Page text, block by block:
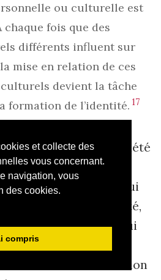
et collecte des
vous concernant.
navigation, vous
des cookies.
compris
ou culturelle est
fois que des
différents influent sur
mise en relation de ces
devient la tâche
formation de l’identité. 17
en scène une société
d’une identité
dans la religion et qui
de la transculturalité,
plus élémentaire, celui
Fatima se rendent
combien leur relation